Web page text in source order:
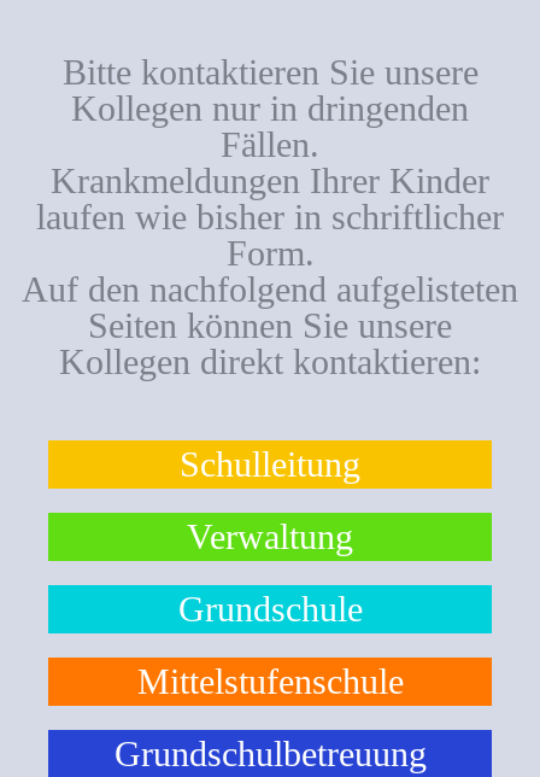
Bitte kontaktieren Sie unsere
Kollegen nur in dringenden
Fällen.
Krankmeldungen Ihrer Kinder
laufen wie bisher in schriftlicher
Form.
Auf den nachfolgend aufgelisteten
Seiten können Sie unsere
Kollegen direkt kontaktieren:
Schulleitung
Verwaltung
Grundschule
Mittelstufenschule
Grundschulbetreuung